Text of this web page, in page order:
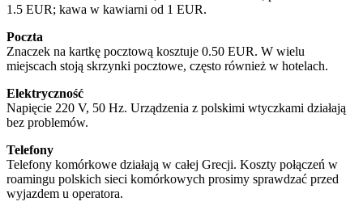
1.5 EUR; kawa w kawiarni od 1 EUR.
Poczta
Znaczek na kartkę pocztową kosztuje 0.50 EUR. W wielu
miejscach stoją skrzynki pocztowe, często również w hotelach.
Elektryczność
Napięcie 220 V, 50 Hz. Urządzenia z polskimi wtyczkami działają
bez problemów.
Telefony
Telefony komórkowe działają w całej Grecji. Koszty połączeń w
roamingu polskich sieci komórkowych prosimy sprawdzać przed
wyjazdem u operatora.